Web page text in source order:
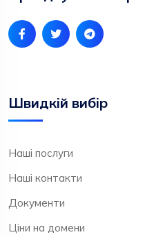
Швидкій вибір
Наші послуги
Наші контакти
Документи
Ціни на домени